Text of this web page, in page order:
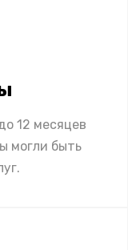
12 месяцев
могли быть